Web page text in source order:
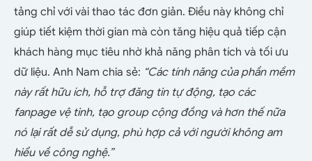
tảng chỉ với vài thao tác đơn giản. Điều này không chỉ
giúp tiết kiệm thời gian mà còn tăng hiệu quả tiếp cận
khách hàng mục tiêu nhờ khả năng phân tích và tối ưu
dữ liệu. Anh Nam chia sẻ: “Các tính năng của phần mềm
này rất hữu ích, hỗ trợ đăng tin tự động, tạo các
fanpage vệ tinh, tạo group cộng đồng và hơn thế nữa
nó lại rất dễ sử dụng, phù hợp cả với người không am
hiểu về công nghệ.”